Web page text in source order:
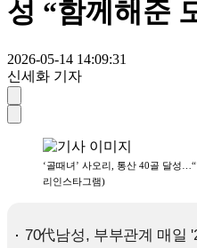
성 “함께해준
2026-05-14 14:09:31
신세화 기자
‘골때녀’ 사오리, 통산 40골 달성
리인스타그램)